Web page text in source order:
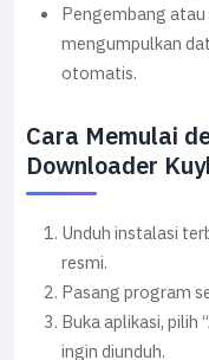
Pengembang
mengumpulkan
otomatis.
Cara Memulai
Downloader
Unduh instalasi
resmi.
Pasang program
Buka aplikasi, pilih
ingin diunduh.